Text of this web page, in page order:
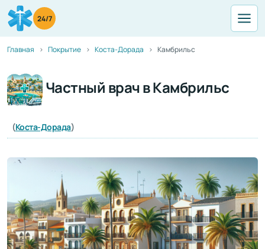
24/7
Главная Покрытие Коста-Дорада Камбрильс
Частный врач в Камбрильс
(Коста-Дорада)